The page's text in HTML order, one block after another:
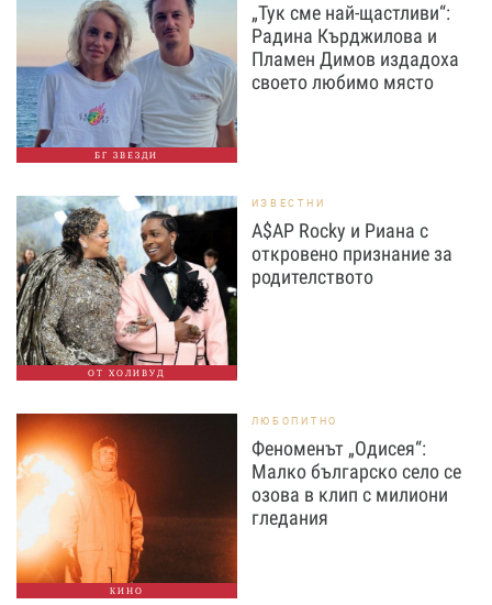
БГ ЗВЕЗДИ
„Тук сме най-щастливи“:
Радина Кърджилова и
Пламен Димов издадоха
своето любимо място
ОТ ХОЛИВУД
ИЗВЕСТНИ
A$AP Rocky и Риана с
откровено признание за
родителството
КИНО
ЛЮБОПИТНО
Феноменът „Одисея“:
Малко българско село се
озова в клип с милиони
гледания